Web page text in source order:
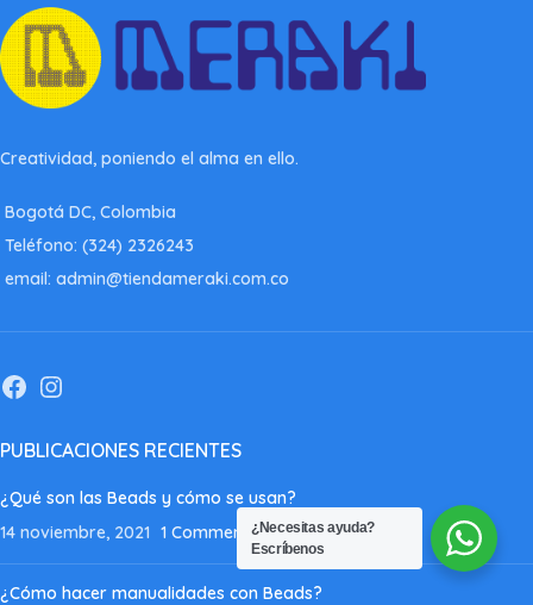
Creatividad, poniendo el alma en ello.
Bogotá DC, Colombia
Teléfono: (324) 2326243
email: admin@tiendameraki.com.co
PUBLICACIONES RECIENTES
¿Qué son las Beads y cómo se usan?
14 noviembre, 2021 1 Comment
¿Cómo hacer manualidades con Beads?
¿Necesitas ayuda?
Escríbenos